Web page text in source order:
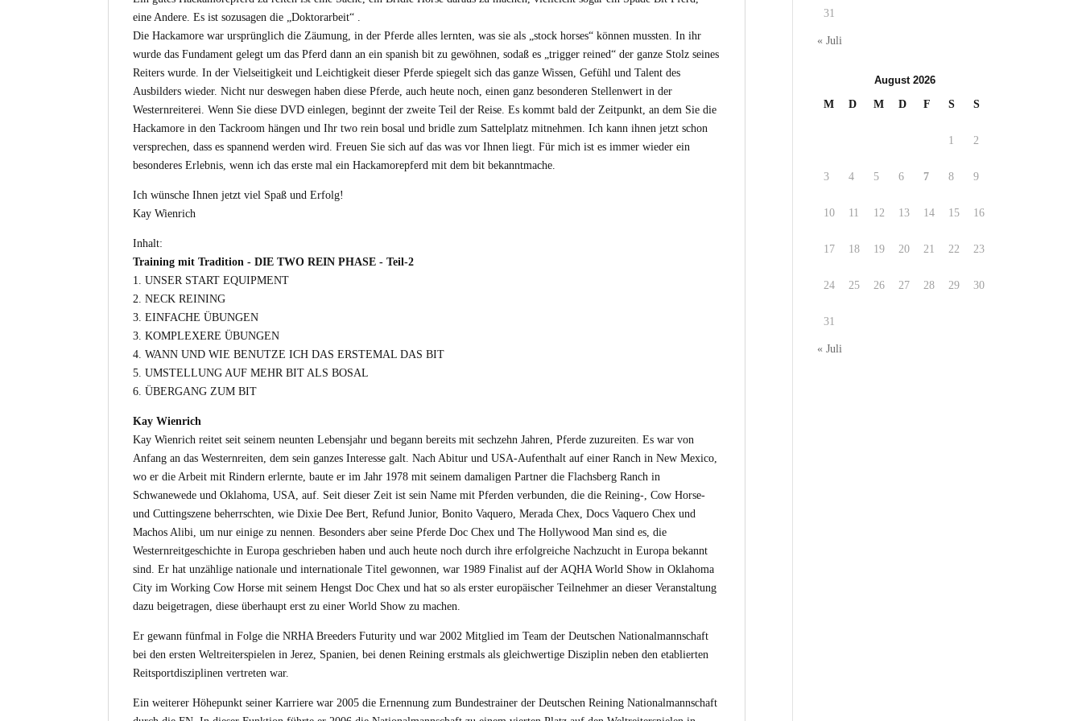
eine Andere. Es ist sozusagen die „Doktorarbeit“ .
Die Hackamore war ursprünglich die Zäumung, in der Pferde alles lernten, was sie als „stock horses“ können mussten. In ihr
wurde das Fundament gelegt um das Pferd dann an ein spanish bit zu gewöhnen, sodaß es „trigger reined“ der ganze Stolz seines
Reiters wurde. In der Vielseitigkeit und Leichtigkeit dieser Pferde spiegelt sich das ganze Wissen, Gefühl und Talent des
Ausbilders wieder. Nicht nur deswegen haben diese Pferde, auch heute noch, einen ganz besonderen Stellenwert in der
Westernreiterei. Wenn Sie diese DVD einlegen, beginnt der zweite Teil der Reise. Es kommt bald der Zeitpunkt, an dem Sie die
Hackamore in den Tackroom hängen und Ihr two rein bosal und bridle zum Sattelplatz mitnehmen. Ich kann ihnen jetzt schon
versprechen, dass es spannend werden wird. Freuen Sie sich auf das was vor Ihnen liegt. Für mich ist es immer wieder ein
besonderes Erlebnis, wenn ich das erste mal ein Hackamorepferd mit dem bit bekanntmache.
Ich wünsche Ihnen jetzt viel Spaß und Erfolg!
Kay Wienrich
Inhalt:
Training mit Tradition - DIE TWO REIN PHASE - Teil-2
1. UNSER START EQUIPMENT
2. NECK REINING
3. EINFACHE ÜBUNGEN
3. KOMPLEXERE ÜBUNGEN
4. WANN UND WIE BENUTZE ICH DAS ERSTEMAL DAS BIT
5. UMSTELLUNG AUF MEHR BIT ALS BOSAL
6. ÜBERGANG ZUM BIT
Kay Wienrich
Kay Wienrich reitet seit seinem neunten Lebensjahr und begann bereits mit sechzehn Jahren, Pferde zuzureiten. Es war von
Anfang an das Westernreiten, dem sein ganzes Interesse galt. Nach Abitur und USA-Aufenthalt auf einer Ranch in New Mexico,
wo er die Arbeit mit Rindern erlernte, baute er im Jahr 1978 mit seinem damaligen Partner die Flachsberg Ranch in
Schwanewede und Oklahoma, USA, auf. Seit dieser Zeit ist sein Name mit Pferden verbunden, die die Reining-, Cow Horse-
und Cuttingszene beherrschten, wie Dixie Dee Bert, Refund Junior, Bonito Vaquero, Merada Chex, Docs Vaquero Chex und
Machos Alibi, um nur einige zu nennen. Besonders aber seine Pferde Doc Chex und The Hollywood Man sind es, die
Westernreitgeschichte in Europa geschrieben haben und auch heute noch durch ihre erfolgreiche Nachzucht in Europa bekannt
sind. Er hat unzählige nationale und internationale Titel gewonnen, war 1989 Finalist auf der AQHA World Show in Oklahoma
City im Working Cow Horse mit seinem Hengst Doc Chex und hat so als erster europäischer Teilnehmer an dieser Veranstaltung
dazu beigetragen, diese überhaupt erst zu einer World Show zu machen.
Er gewann fünfmal in Folge die NRHA Breeders Futurity und war 2002 Mitglied im Team der Deutschen Nationalmannschaft
bei den ersten Weltreiterspielen in Jerez, Spanien, bei denen Reining erstmals als gleichwertige Disziplin neben den etablierten
Reitsportdisziplinen vertreten war.
Ein weiterer Höhepunkt seiner Karriere war 2005 die Ernennung zum Bundestrainer der Deutschen Reining Nationalmannschaft
31
« Juli
August 2026
M
D M D F S S
1 2
3 4 5 6 7 8 9
10 11 12 13 14 15 16
17 18 19 20 21 22 23
24 25 26 27 28 29 30
31
« Juli